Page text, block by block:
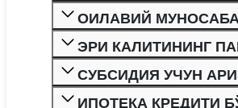
ОИЛАВИЙ
ЭРИ КАЛИТИНИНГ
СУБСИДИЯ УЧУН
ИПОТЕКА КРЕДИТИ